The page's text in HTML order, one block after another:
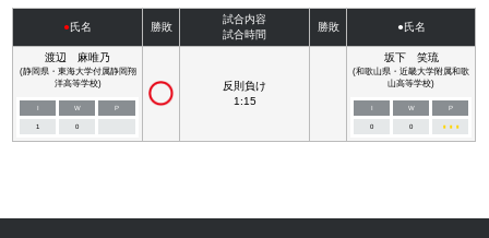
●氏名 勝敗
試合内容
試合時間
勝敗 ●氏名
渡辺 麻唯乃
(静岡県・東海大学付属静岡翔
洋高等学校)
I W P
1 0
反則負け
1:15
坂下 笑琉
(和歌山県・近畿大学附属和歌
山高等学校)
I W P
0 0 ■ ■ ■